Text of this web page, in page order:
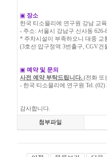
▣ 장소
한국 티소믈리에 연구원 강남 교
- 주소: 서울시 강남구 신사동 626-
* 주차시설이 부족하오니 대중 교
(3호선 압구정역 3번출구, CGV
▣ 예약 및 문의
사전 예약 부탁드립니다. (전화 또
- 한국 티소믈리에 연구원 Tel. (02)
감사합니다.
첨부파일